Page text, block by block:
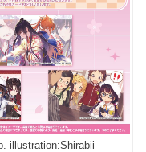
illustration:Shirabii